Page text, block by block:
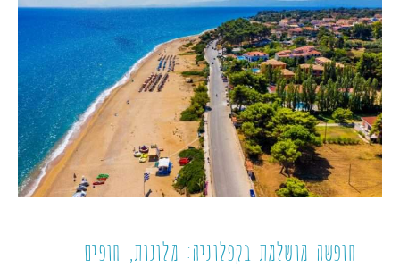
חופשה מושלמת בקפלוניה: מלונות, חופים